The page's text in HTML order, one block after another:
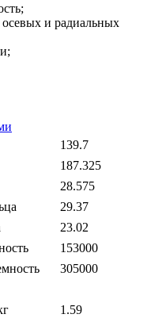
и радиальных
139.7
187.325
28.575
29.37
23.02
153000
305000
1.59